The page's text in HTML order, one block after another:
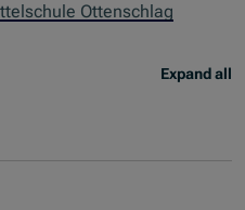
Ottenschlag
Expand all